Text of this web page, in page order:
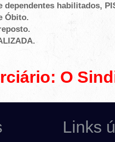
dependentes habilitados,
Óbito.
O
Links